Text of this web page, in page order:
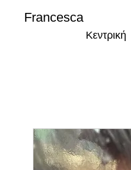
Κεντρική
Francesca